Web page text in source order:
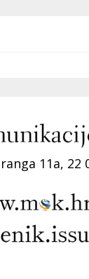
11a, 22